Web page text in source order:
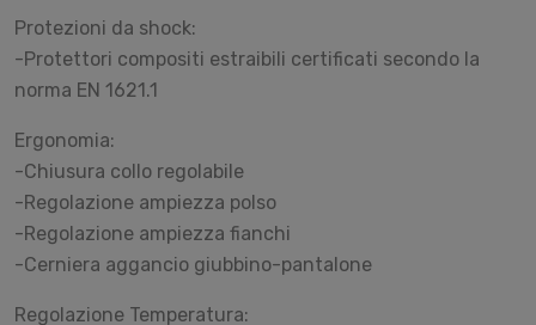
Protezioni da shock:
-Protettori compositi estraibili certificati secondo la
norma EN 1621.1
Ergonomia:
-Chiusura collo regolabile
-Regolazione ampiezza polso
-Regolazione ampiezza fianchi
-Cerniera aggancio giubbino-pantalone
Regolazione Temperatura: